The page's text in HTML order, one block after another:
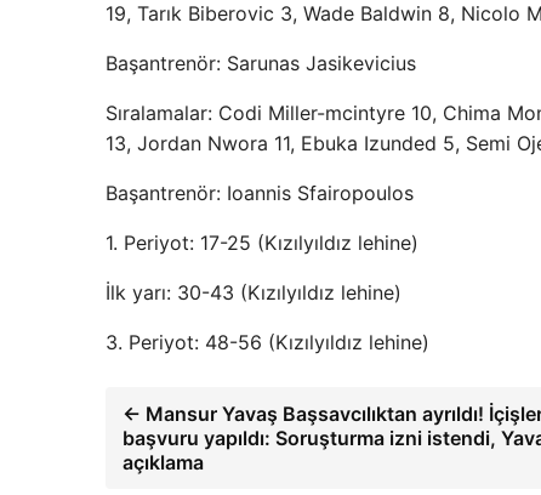
19, Tarık Biberovic 3, Wade Baldwin 8, Nicolo
Başantrenör: Sarunas Jasikevicius
Sıralamalar: Codi Miller-mcintyre 10, Chima
13, Jordan Nwora 11, Ebuka Izunded 5, Semi
Başantrenör: Ioannis Sfairopoulos
1. Periyot: 17-25 (Kızılyıldız lehine)
İlk yarı: 30-43 (Kızılyıldız lehine)
3. Periyot: 48-56 (Kızılyıldız lehine)
← Mansur Yavaş Başsavcılıktan ayrıldı!
başvuru yapıldı: Soruşturma izni istendi,
açıklama